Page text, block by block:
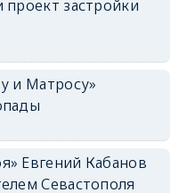
застройки
и Матросу»
Евгений Кабанов
Севастополя